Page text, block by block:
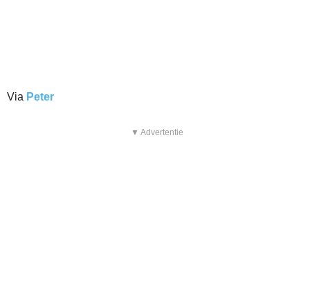
Via Peter
▼ Advertentie